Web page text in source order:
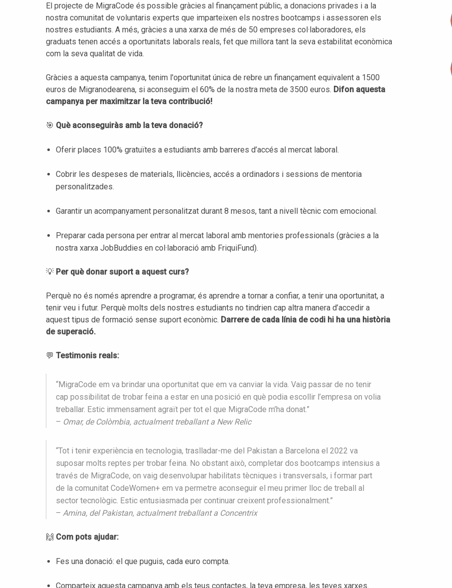
El projecte de MigraCode és possible gràcies al finançament públic, a donacions privades i a la
nostra comunitat de voluntaris experts que imparteixen els nostres bootcamps i assessoren els
nostres estudiants. A més, gràcies a una xarxa de més de 50 empreses col·laboradores, els
graduats tenen accés a oportunitats laborals reals, fet que millora tant la seva estabilitat econòmica
com la seva qualitat de vida.
Gràcies a aquesta campanya, tenim l'oportunitat única de rebre un finançament equivalent a 1500
euros de Migranodearena, si aconseguim el 60% de la nostra meta de 3500 euros. Difon aquesta
campanya per maximitzar la teva contribució!
🎯 Què aconseguiràs amb la teva donació?
Oferir places 100% gratuïtes a estudiants amb barreres d’accés al mercat laboral.
Cobrir les despeses de materials, llicències, accés a ordinadors i sessions de mentoria
personalitzades.
Garantir un acompanyament personalitzat durant 8 mesos, tant a nivell tècnic com emocional.
Preparar cada persona per entrar al mercat laboral amb mentories professionals (gràcies a la
nostra xarxa JobBuddies en col·laboració amb FriquiFund).
💡 Per què donar suport a aquest curs?
Perquè no és només aprendre a programar, és aprendre a tornar a confiar, a tenir una oportunitat, a
tenir veu i futur. Perquè molts dels nostres estudiants no tindrien cap altra manera d’accedir a
aquest tipus de formació sense suport econòmic. Darrere de cada línia de codi hi ha una història
de superació.
💬 Testimonis reals:
“MigraCode em va brindar una oportunitat que em va canviar la vida. Vaig passar de no tenir
cap possibilitat de trobar feina a estar en una posició en què podia escollir l’empresa on volia
treballar. Estic immensament agraït per tot el que MigraCode m’ha donat.”
– Omar, de Colòmbia, actualment treballant a New Relic
“Tot i tenir experiència en tecnologia, traslladar-me del Pakistan a Barcelona el 2022 va
suposar molts reptes per trobar feina. No obstant això, completar dos bootcamps intensius a
través de MigraCode, on vaig desenvolupar habilitats tècniques i transversals, i formar part
de la comunitat CodeWomen+ em va permetre aconseguir el meu primer lloc de treball al
sector tecnològic. Estic entusiasmada per continuar creixent professionalment.”
– Amina, del Pakistan, actualment treballant a Concentrix
🙌 Com pots ajudar:
Fes una donació: el que puguis, cada euro compta.
Comparteix aquesta campanya amb els teus contactes, la teva empresa, les teves xarxes.